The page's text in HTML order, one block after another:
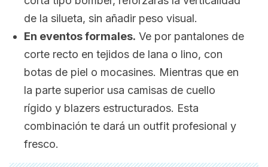
de la silueta, sin añadir peso visual.
En eventos formales. Ve por pantalones de
corte recto en tejidos de lana o lino, con
botas de piel o mocasines. Mientras que en
la parte superior usa camisas de cuello
rígido y blazers estructurados. Esta
combinación te dará un outfit profesional y
fresco.